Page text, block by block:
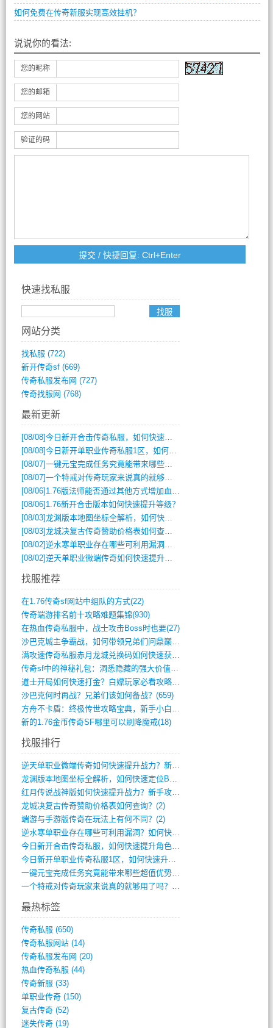
如何免费在传奇新服实现高效挂机？
说说你的看法:
您的昵称
您的邮箱
您的网站
验证的码
快速找私服
网站分类
找私服 (722)
新开传奇sf(669)
传奇私服发布网 (727)
传奇找服网 (768)
最新更新
[08/08]今日新开合击传奇私服，如何快速提升角色战力？
[08/08]今日新开单职业传奇私服1区，如何快速升级与获取顶级装备？
[08/07]一键元宝完成任务究竟能带来哪些超值优势？
[08/07]一个特戒对传奇玩家来说真的就够用了吗？
[08/06] 1.76版法师能否通过其他方式增加血量？
[08/06] 1.76新开合击版本如何快速提升等级？
[08/03]龙渊版本地图坐标全解析，如何快速定位BOSS位置？
[08/03]龙城决复古传奇赞助价格表如何查询？
[08/02]逆水寒单职业存在哪些可利用漏洞？如何快速提升战力？
[08/02]逆天单职业微端传奇如何快速提升战力？新手必看攻略
找服推荐
在1.76传奇sf网站中组队的方式(22)
传奇端游排名前十攻略难题集锦(930)
在热血传奇私服中，战士攻击Boss时也要(27)
沙巴克城主争霸战，如何带领兄弟们问鼎巅峰(565)
满攻速传奇私服赤月龙城兑换码如何快速获取(676)
传奇sf中的神秘礼包：洞悉隐藏的强大价值(427)
道士开局如何快速打金？白嫖玩家必看攻略(5)
沙巴克何时再战？兄弟们该如何备战？(659)
方舟不卡盾：终极传世攻略宝典，新手小白逆(495)
新的1.76金币传奇SF哪里可以刷降魔戒(18)
找服排行
逆天单职业微端传奇如何快速提升战力？新手(4)
龙渊版本地图坐标全解析，如何快速定位BO(3)
红月传说战神版如何快速提升战力？新手攻略(3)
龙城决复古传奇赞助价格表如何查询？(2)
端游与手游版传奇在玩法上有何不同？(2)
逆水寒单职业存在哪些可利用漏洞？如何快速(1)
今日新开合击传奇私服，如何快速提升角色战(0)
今日新开单职业传奇私服1区，如何快速升级(0)
一键元宝完成任务究竟能带来哪些超值优势？(0)
一个特戒对传奇玩家来说真的就够用了吗？(0)
最热标签
传奇私服 (650)
传奇私服网站(14)
传奇私服发布网 (20)
热血传奇私服 (44)
传奇新服 (33)
单职业传奇(150)
复古传奇(52)
迷失传奇(19)